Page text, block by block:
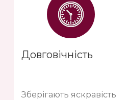
Довговічність
Зберігають яскравість